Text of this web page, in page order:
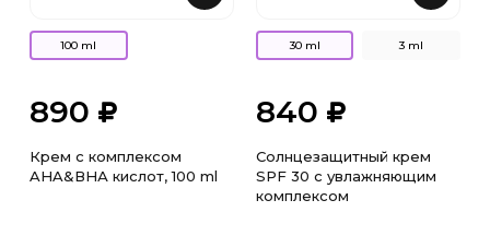
100 ml
890
Крем с комплексом
AHA&ВНА кислот, 100 ml
30 ml 3 ml
840
Солнцезащитный крем
SPF 30 с увлажняющим
комплексом